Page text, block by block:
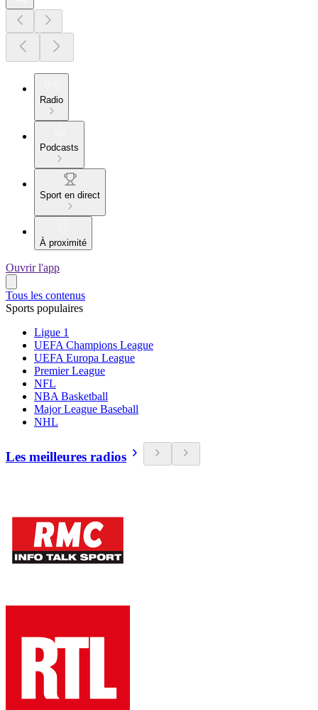
Radio
Podcasts
Sport en direct
À proximité
Ouvrir l'app
Tous les contenus
Sports populaires
Ligue 1
UEFA Champions League
UEFA Europa League
Premier League
NFL
NBA Basketball
Major League Baseball
NHL
Les meilleures radios